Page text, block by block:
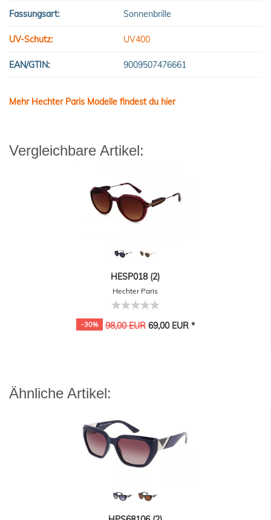
Fassungsart: Sonnenbrille
UV-Schutz: UV400
EAN/GTIN: 9009507476661
Mehr Hechter Paris Modelle findest du hier
Vergleichbare Artikel:
HESP018 (2)
Hechter Paris
-30% 98,00 EUR69,00 EUR *
Ähnliche Artikel: